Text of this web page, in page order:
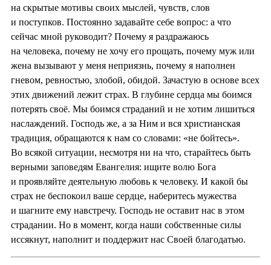
на скрытые мотивы своих мыслей, чувств, слов
и поступков. Постоянно задавайте себе вопрос: а что
сейчас мной руководит? Почему я раздражаюсь
на человека, почему не хочу его прощать, почему муж или
жена вызывают у меня неприязнь, почему я наполнен
гневом, ревностью, злобой, обидой. Зачастую в основе всех
этих движений лежит страх. В глубине сердца мы боимся
потерять своё. Мы боимся страданий и не хотим лишиться
наслаждений. Господь же, а за Ним и вся христианская
традиция, обращаются к нам со словами: «не бойтесь».
Во всякой ситуации, несмотря ни на что, старайтесь быть
верными заповедям Евангелия: ищите волю Бога
и проявляйте деятельную любовь к человеку. И какой бы
страх не беспокоил ваше сердце, наберитесь мужества
и шагните ему навстречу. Господь не оставит нас в этом
страдании. Но в момент, когда наши собственные силы
иссякнут, наполнит и поддержит нас Своей благодатью.